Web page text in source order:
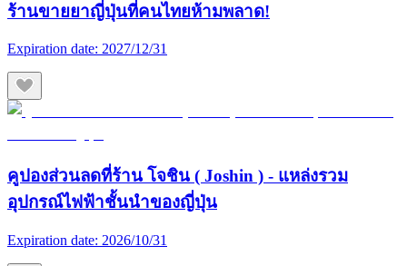
ร้านขายยาญี่ปุ่นที่คนไทยห้ามพลาด!
Expiration date: 2027/12/31
คูปองส่วนลดที่ร้าน โจชิน ( Joshin ) - แหล่งรวม
อุปกรณ์ไฟฟ้าชั้นนำของญี่ปุ่น
Expiration date: 2026/10/31